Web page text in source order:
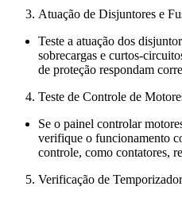
Atuação de Disjuntores e
Teste a atuação dos
sobrecargas e curtos-
de proteção respondam
Teste de Controle de
Se o painel controlar
verifique o funcionamento
controle, como contatores,
Verificação de